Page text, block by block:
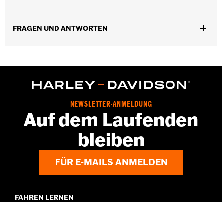
Protektorentaschen,Reflektierend
Jacket Style:3-in-1
FRAGEN UND ANTWORTEN
NEWSLETTER-ANMELDUNG
Auf dem Laufenden
bleiben
FÜR E-MAILS ANMELDEN
FAHREN LERNEN